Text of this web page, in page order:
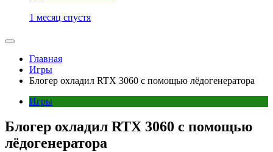
1 месяц спустя
Главная
Игры
Блогер охладил RTX 3060 с помощью лёдогенератора
Игры
Блогер охладил RTX 3060 с помощью
лёдогенератора